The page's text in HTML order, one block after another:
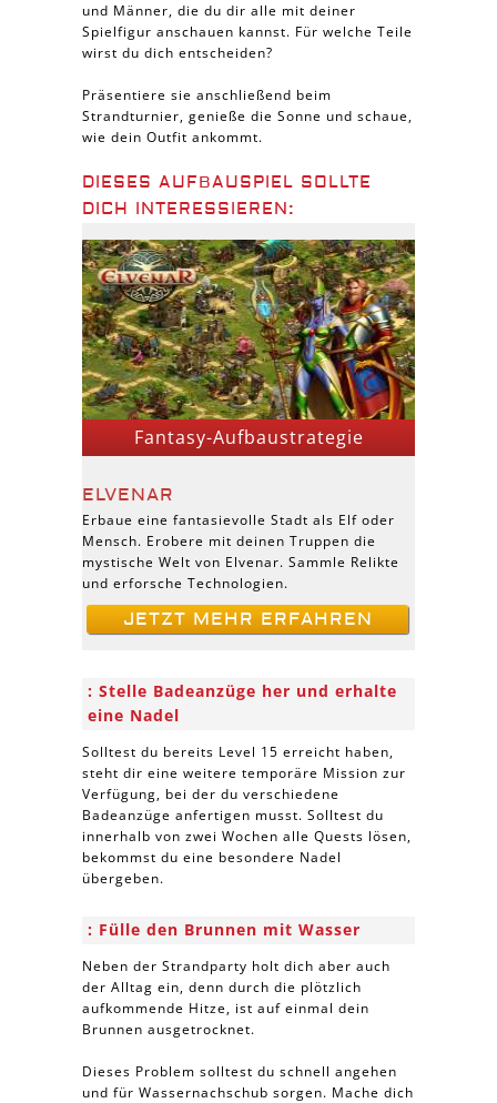
und Männer, die du dir alle mit deiner
Spielfigur anschauen kannst. Für welche Teile
wirst du dich entscheiden?
Präsentiere sie anschließend beim
Strandturnier, genieße die Sonne und schaue,
wie dein Outfit ankommt.
DIESES AUFBAUSPIEL SOLLTE
DICH INTERESSIEREN:
Fantasy-Aufbaustrategie
ELVENAR
Erbaue eine fantasievolle Stadt als Elf oder
Mensch. Erobere mit deinen Truppen die
mystische Welt von Elvenar. Sammle Relikte
und erforsche Technologien.
JETZT MEHR ERFAHREN
Stelle Badeanzüge her und erhalte
eine Nadel
Solltest du bereits Level 15 erreicht haben,
steht dir eine weitere temporäre Mission zur
Verfügung, bei der du verschiedene
Badeanzüge anfertigen musst. Solltest du
innerhalb von zwei Wochen alle Quests lösen,
bekommst du eine besondere Nadel
übergeben.
Fülle den Brunnen mit Wasser
Neben der Strandparty holt dich aber auch
der Alltag ein, denn durch die plötzlich
aufkommende Hitze, ist auf einmal dein
Brunnen ausgetrocknet.
Dieses Problem solltest du schnell angehen
und für Wassernachschub sorgen. Mache dich